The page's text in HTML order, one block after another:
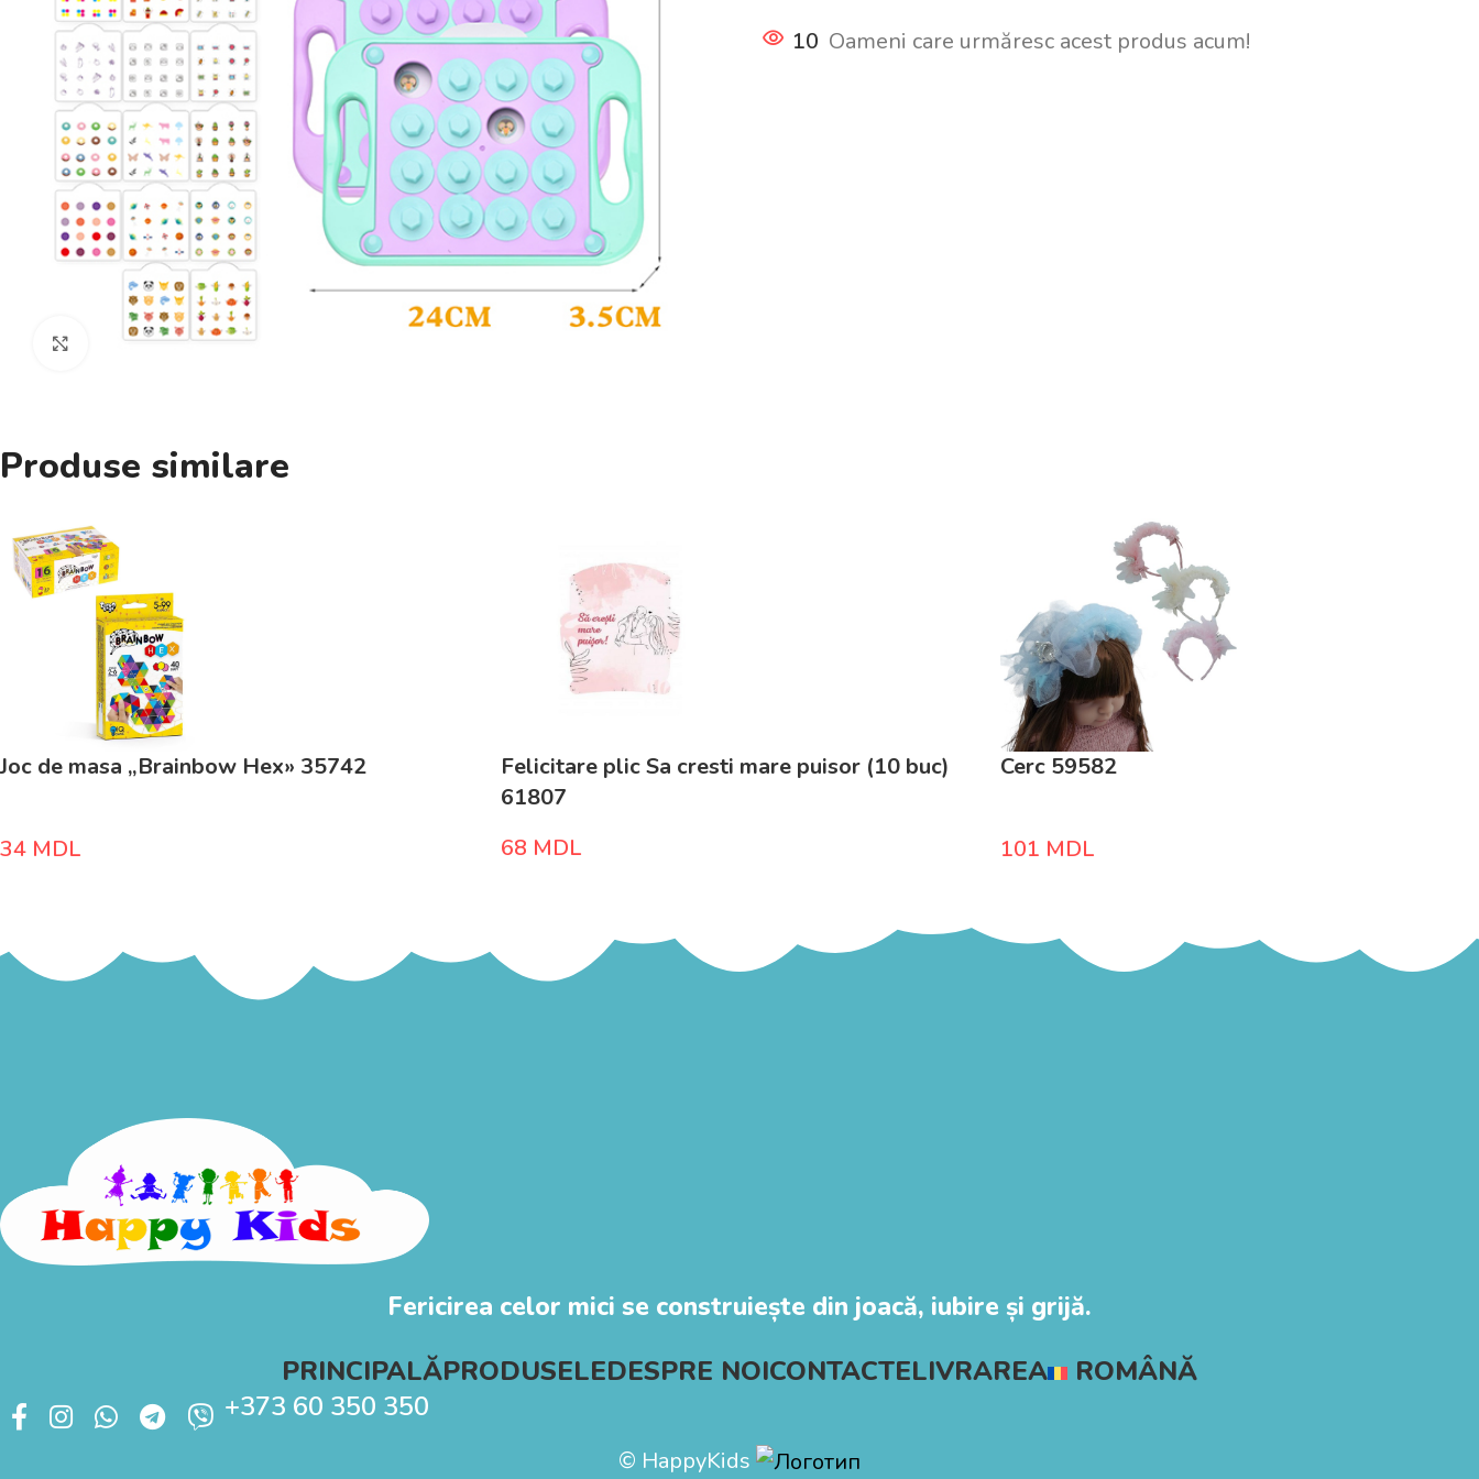
Click pentru a mări
10 Oameni care urmăresc acest produs acum!
Produse similare
Joc de masa „Brainbow Нех» 35742
34 MDL
Felicitare plic Sa cresti mare puisor (10 buc)
61807
68 MDL
Cerc 59582
101 MDL
Fericirea celor mici se construiește din joacă, iubire și grijă.
PRINCIPALĂPRODUSELEDESPRE NOICONTACTELIVRAREA
ROMÂNĂ
+373 60 350 350
© HappyKids